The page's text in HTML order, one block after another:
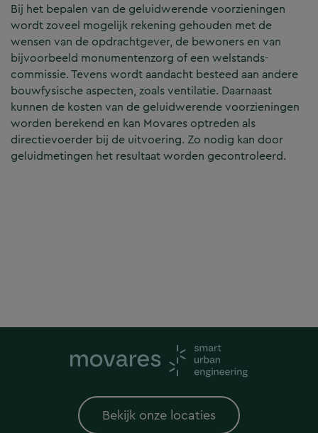
Bij het bepalen van de geluidwerende voorzieningen
wordt zoveel mogelijk rekening gehouden met de
wensen van de opdrachtgever, de bewoners en van
bijvoorbeeld monumentenzorg of een welstands-
commissie. Tevens wordt aandacht besteed aan andere
bouwfysische aspecten, zoals ventilatie. Daarnaast
kunnen de kosten van de geluidwerende voorzieningen
worden berekend en kan Movares optreden als
directievoerder bij de uitvoering. Zo nodig kan door
geluidmetingen het resultaat worden gecontroleerd.
Bekijk onze locaties